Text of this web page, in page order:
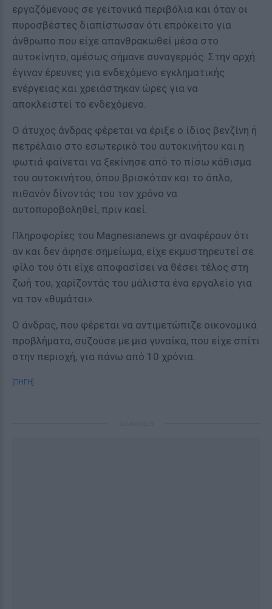
εργαζόμενους σε γειτονικά περιβόλια και όταν οι
πυροσβέστες διαπίστωσαν ότι επρόκειτο για
άνθρωπο που είχε απανθρακωθεί μέσα στο
αυτοκίνητο, αμέσως σήμανε συναγερμός. Στην αρχή
έγιναν έρευνες για ενδεχόμενο εγκληματικής
ενέργειας και χρειάστηκαν ώρες για να
αποκλειστεί το ενδεχόμενο.
Ο άτυχος άνδρας φέρεται να έριξε ο ίδιος βενζίνη ή
πετρέλαιο στο εσωτερικό του αυτοκινήτου και η
φωτιά φαίνεται να ξεκίνησε από το πίσω κάθισμα
του αυτοκινήτου, όπου βρισκόταν και το όπλο,
πιθανόν δίνοντάς του τον χρόνο να
αυτοπυροβοληθεί, πριν καεί.
Πληροφορίες του Magnesianews.gr αναφέρουν ότι
αν και δεν άφησε σημείωμα, είχε εκμυστηρευτεί σε
φίλο του ότι είχε αποφασίσει να θέσει τέλος στη
ζωή του, χαρίζοντάς του μάλιστα ένα εργαλείο για
να τον «θυμάται».
Ο άνδρας, που φέρεται να αντιμετώπιζε οικονομικά
προβλήματα, συζούσε με μια γυναίκα, που είχε σπίτι
στην περιοχή, για πάνω από 10 χρόνια.
[ΠΗΓΗ]